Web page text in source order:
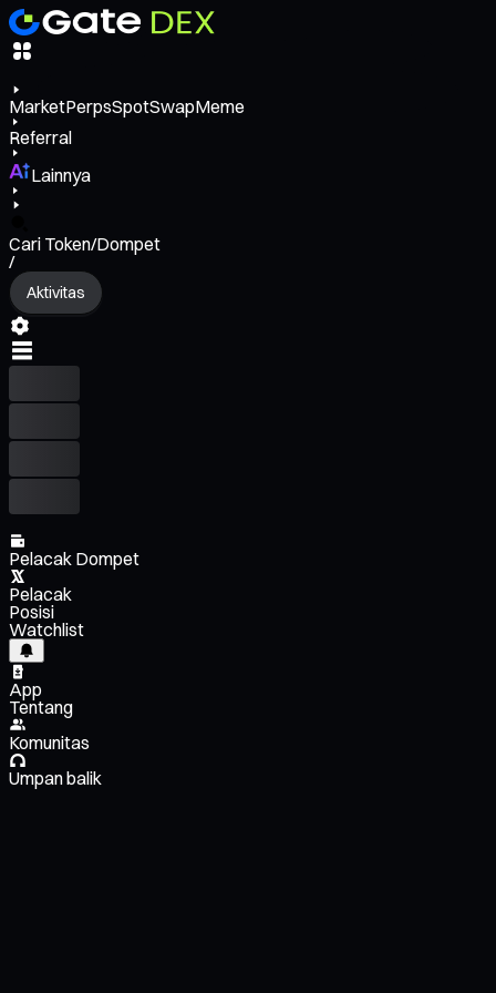
MarketPerpsSpotSwapMeme
Referral
Lainnya
Cari Token/Dompet
/
Aktivitas
Pelacak Dompet
Pelacak
Posisi
Watchlist
App
Tentang
Komunitas
Umpan balik